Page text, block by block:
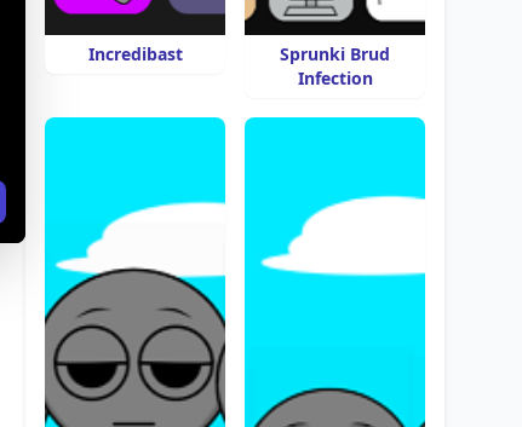
Incredibast
Sprunki Brud
Infection